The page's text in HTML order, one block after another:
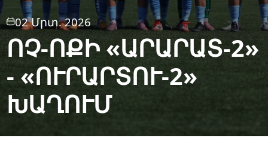
02 Մրտ. 2026
ՈՉ-ՈՔԻ «ԱՐԱՐԱՏ-2»
- «ՈՒՐԱՐՏՈՒ-2»
ԽԱՂՈՒՄ